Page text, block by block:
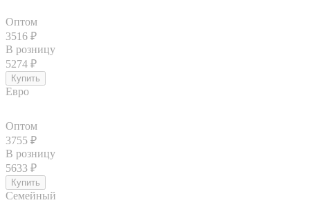
Оптом
3516 ₽
В розницу
5274 ₽
Евро
Оптом
3755 ₽
В розницу
5633 ₽
Семейный